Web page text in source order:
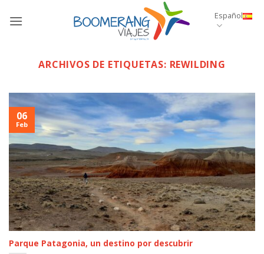
Español
ARCHIVOS DE ETIQUETAS: REWILDING
Parque Patagonia, un destino por descubrir
06
Feb